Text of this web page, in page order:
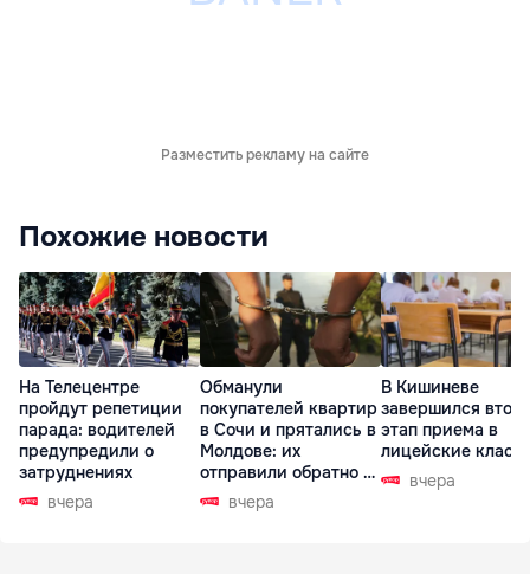
Разместить рекламу на сайте
Похожие новости
На Телецентре
пройдут репетиции
парада: водителей
предупредили о
затруднениях
вчера
Обманули
покупателей квартир
в Сочи и прятались в
Молдове: их
отправили обратно в
РФ вчера
В Кишиневе
завершился
этап приема в
лицейские
вчера